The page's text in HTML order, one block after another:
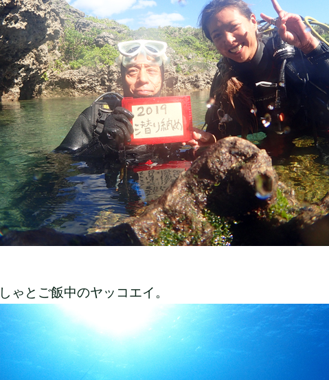
ゃとご飯中のヤッコエイ。